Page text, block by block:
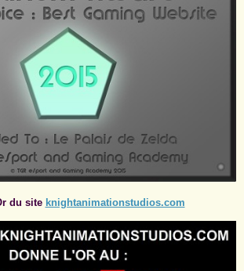
du site knightanimationstudios.com